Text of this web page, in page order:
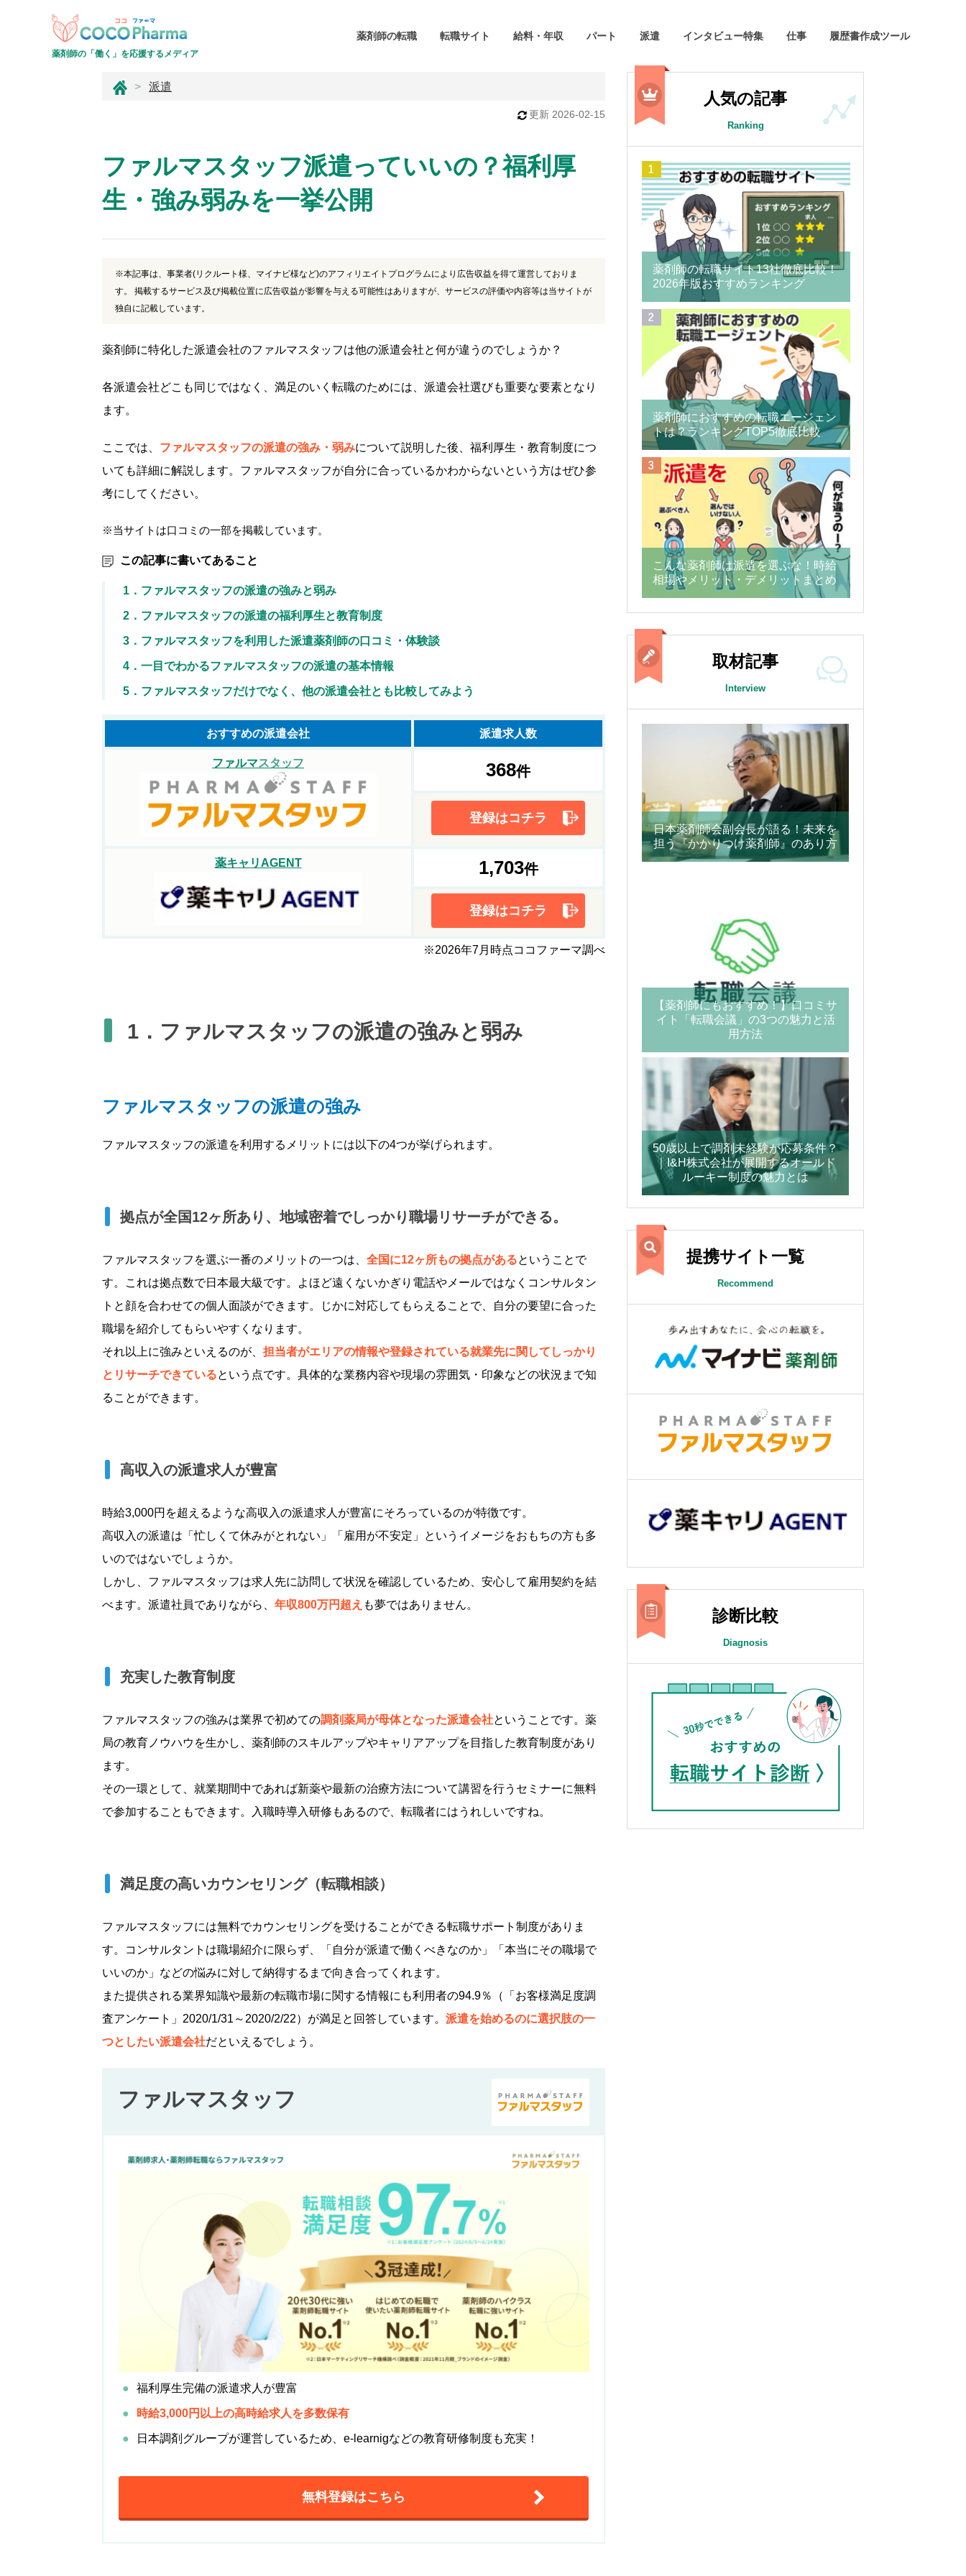
薬剤師の「働く」を応援するメディア
薬剤師の転職 転職サイト 給料・年収 パート 派遣 インタビュー特集 仕事 履歴書作成ツール
コ
ー
マ
派遣
更新 2026-02-15
ファルマスタッフ派遣っていいの？福利厚
生・強み弱みを一挙公開
※本記事は、事業者(リクルート様、マイナビ様など)のアフィリエイトプログラムにより広告収益を得て運営しておりま
す。 掲載するサービス及び掲載位置に広告収益が影響を与える可能性はありますが、サービスの評価や内容等は当サイトが
独自に記載しています。
薬剤師に特化した派遣会社のファルマスタッフは他の派遣会社と何が違うのでしょうか？
各派遣会社どこも同じではなく、満足のいく転職のためには、派遣会社選びも重要な要素となり
ます。
ここでは、 ファルマスタッフの派遣の強み・弱みについて説明した後、福利厚生・教育制度につ
いても詳細に解説します。ファルマスタッフが自分に合っているかわからないという方はぜひ参
考にしてください。
※当サイトは口コミの一部を掲載しています。
この記事に書いてあること
1．ファルマスタッフの派遣の強みと弱み
2．ファルマスタッフの派遣の福利厚生と教育制度
3．ファルマスタッフを利用した派遣薬剤師の口コミ・体験談
4．一目でわかるファルマスタッフの派遣の基本情報
5．ファルマスタッフだけでなく、他の派遣会社とも比較してみよう
おすすめの派遣会社 派遣求人数
ファルマスタッフ 368件
登録はコチラ
薬キャリAGENT 1,703件
登録はコチラ
※2026年7月時点ココファーマ調べ
1．ファルマスタッフの派遣の強みと弱み
ファルマスタッフの派遣の強み
ファルマスタッフの派遣を利用するメリットには以下の4つが挙げられます。
拠点が全国12ヶ所あり、地域密着でしっかり職場リサーチができる。
ファルマスタッフを選ぶ一番のメリットの一つは、 全国に12ヶ所もの拠点があるということで
す。これは拠点数で日本最大級です。よほど遠くないかぎり電話やメールではなくコンサルタン
トと顔を合わせての個人面談ができます。じかに対応してもらえることで、自分の要望に合った
職場を紹介してもらいやすくなります。
それ以上に強みといえるのが、 担当者がエリアの情報や登録されている就業先に関してしっかり
とリサーチできているという点です。具体的な業務内容や現場の雰囲気・印象などの状況まで知
ることができます。
高収入の派遣求人が豊富
時給3,000円を超えるような高収入の派遣求人が豊富にそろっているのが特徴です。
高収入の派遣は「忙しくて休みがとれない」「雇用が不安定」というイメージをおもちの方も多
いのではないでしょうか。
しかし、ファルマスタッフは求人先に訪問して状況を確認しているため、安心して雇用契約を結
べます。派遣社員でありながら、 年収800万円超え も夢ではありません。
充実した教育制度
ファルマスタッフの強みは業界で初めての調剤薬局が母体となった派遣会社ということです。薬
局の教育ノウハウを生かし、薬剤師のスキルアップやキャリアアップを目指した教育制度があり
ます。
その一環として、就業期間中であれば新薬や最新の治療方法について講習を行うセミナーに無料
で参加することもできます。入職時導入研修もあるので、転職者にはうれしいですね。
満足度の高いカウンセリング（転職相談）
ファルマスタッフには無料でカウンセリングを受けることができる転職サポート制度がありま
す。コンサルタントは職場紹介に限らず、「自分が派遣で働くべきなのか」「本当にその職場で
いいのか」などの悩みに対して納得するまで向き合ってくれます。
また提供される業界知識や最新の転職市場に関する情報にも利用者の94.9％（「お客様満足度調
査アンケート」2020/1/31～2020/2/22）が満足と回答しています。 派遣を始めるのに選択肢の一
つとしたい派遣会社だといえるでしょう。
ファルマスタッフ
福利厚生完備の派遣求人が豊富
時給3,000円以上の高時給求人を多数保有
日本調剤グループが運営しているため、e-learnigなどの教育研修制度も充実！
無料登録はこちら
人気の記事
Ranking
薬剤師の転職サイト13社徹底比較！
2026年版おすすめランキング
薬剤師におすすめの転職エージェン
トは？ランキングTOP5徹底比較
こんな薬剤師は派遣を選ぶな！時給
相場やメリット・デメリットまとめ
取材記事
Interview
日本薬剤師会副会長が語る！未来を
担う『かかりつけ薬剤師』のあり方
【薬剤師にもおすすめ！】口コミサ
イト「転職会議」の3つの魅力と活
用方法
50歳以上で調剤未経験が応募条件？
｜I&H株式会社が展開するオールド
ルーキー制度の魅力とは
提携サイト一覧
Recommend
診断比較
Diagnosis